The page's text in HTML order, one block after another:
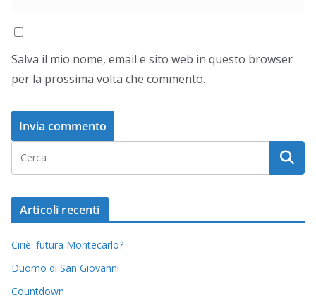
Salva il mio nome, email e sito web in questo browser
per la prossima volta che commento.
Articoli recenti
Ciriè: futura Montecarlo?
Duomo di San Giovanni
Countdown